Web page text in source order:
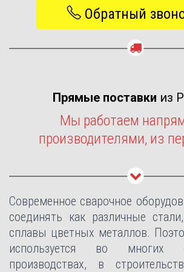
Обратный
Прямые поставки из
Мы работаем
производителями, из
Современное сварочное
соединять как различные
сплавы цветных металлов.
используется во многих
производствах, в